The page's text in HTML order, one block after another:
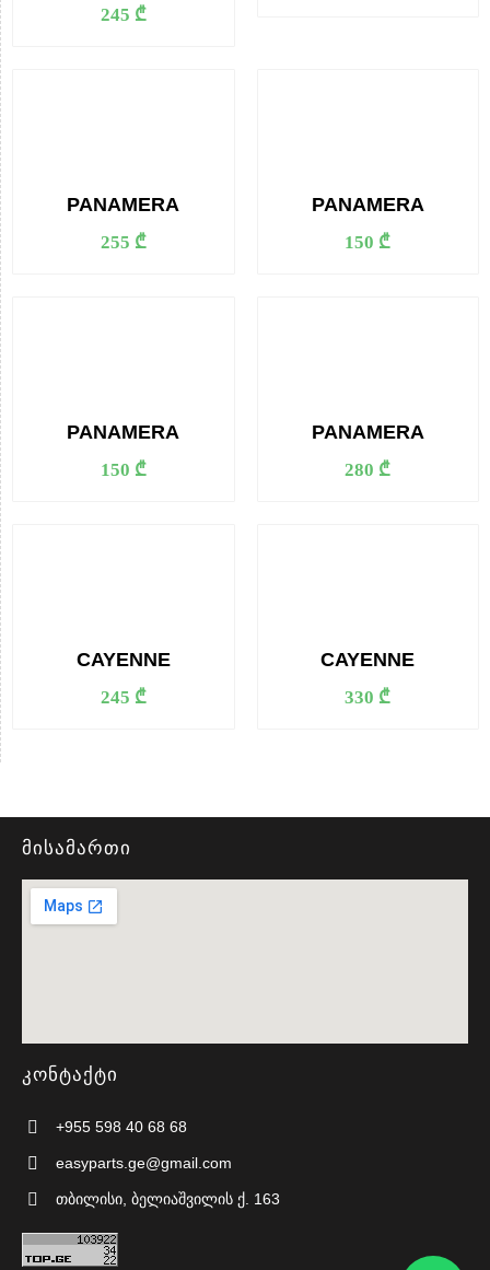
245 ₾
PANAMERA
255 ₾
PANAMERA
150 ₾
PANAMERA
150 ₾
PANAMERA
280 ₾
CAYENNE
245 ₾
CAYENNE
330 ₾
მისამართი
კონტაქტი
+955 598 40 68 68
easyparts.ge@gmail.com
თბილისი, ბელიაშვილის ქ. 163